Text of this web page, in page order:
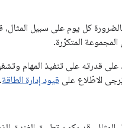
كل يوم على سبيل
المتكرّرة.
قدرته على تنفيذ المهام
قيود إدارة الطاقة.